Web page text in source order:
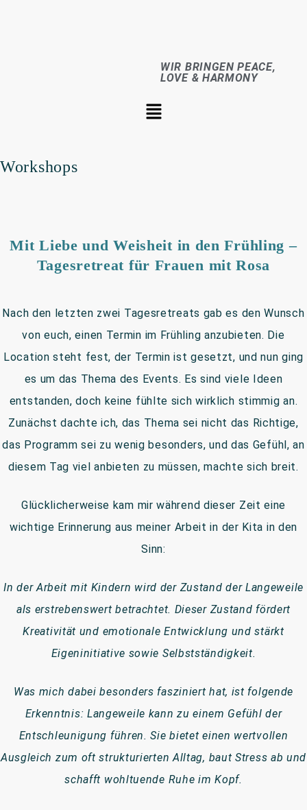
WIR BRINGEN PEACE,
LOVE & HARMONY
Workshops
Mit Liebe und Weisheit in den Frühling –
Tagesretreat für Frauen mit Rosa
Nach den letzten zwei Tagesretreats gab es den Wunsch
von euch, einen Termin im Frühling anzubieten. Die
Location steht fest, der Termin ist gesetzt, und nun ging
es um das Thema des Events. Es sind viele Ideen
entstanden, doch keine fühlte sich wirklich stimmig an.
Zunächst dachte ich, das Thema sei nicht das Richtige,
das Programm sei zu wenig besonders, und das Gefühl, an
diesem Tag viel anbieten zu müssen, machte sich breit.
Glücklicherweise kam mir während dieser Zeit eine
wichtige Erinnerung aus meiner Arbeit in der Kita in den
Sinn:
In der Arbeit mit Kindern wird der Zustand der Langeweile
als erstrebenswert betrachtet. Dieser Zustand fördert
Kreativität und emotionale Entwicklung und stärkt
Eigeninitiative sowie Selbstständigkeit.
Was mich dabei besonders fasziniert hat, ist folgende
Erkenntnis: Langeweile kann zu einem Gefühl der
Entschleunigung führen. Sie bietet einen wertvollen
Ausgleich zum oft strukturierten Alltag, baut Stress ab und
schafft wohltuende Ruhe im Kopf.